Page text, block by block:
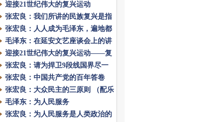
迎接21世纪伟大的复兴运动
张宏良：我们所讲的民族复兴是指
三大复兴的统一
张宏良：人人成为毛泽东，遍地都
是毛泽东
毛泽东：在延安文艺座谈会上的讲
话
迎接21世纪伟大的复兴运动——复
兴网发刊词
张宏良：请为捍卫9段线国界尽一
份力量
张宏良：中国共产党的百年答卷
张宏良：大众民主的三原则 （配乐
朗诵版）
毛泽东：为人民服务
张宏良：为人民服务是人类政治的